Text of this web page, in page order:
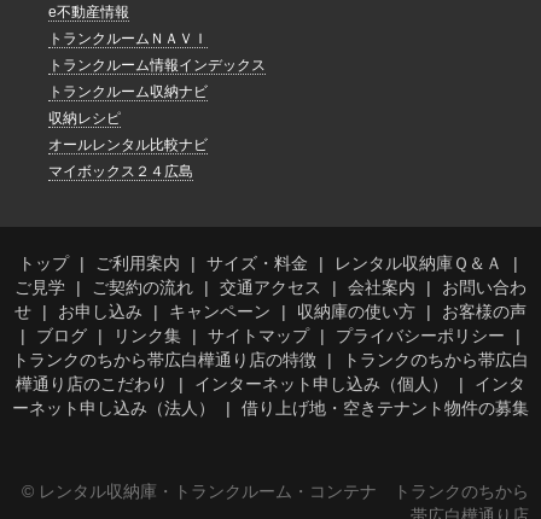
e不動産情報
トランクルームＮＡＶＩ
トランクルーム情報インデックス
トランクルーム収納ナビ
収納レシピ
オールレンタル比較ナビ
マイボックス２４広島
トップ ご利用案内 サイズ・料金
レンタル収納庫Ｑ＆Ａ
ご見学
ご契約の流れ 交通アクセス 会社案内
お問い合わ
せ
お申し込み キャンペーン 収納庫の使い方
お客様の声
ブログ
リンク集 サイトマップ
プライバシーポリシー
トランクのちから帯広白樺通り店の特徴
トランクのちから帯広白
樺通り店のこだわり
インターネット申し込み（個人）
インタ
ーネット申し込み（法人）
借り上げ地・空きテナント物件の募集
© レンタル収納庫・トランクルーム・コンテナ トランクのちから